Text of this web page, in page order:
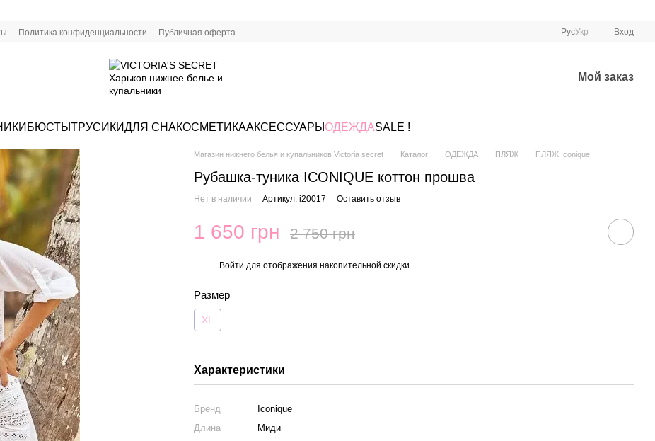
Политика конфиденциальности Публичная оферта РусУкр Вход
Мой заказ
БЮСТЫ ТРУСИКИДЛЯ СНАКОСМЕТИКААКСЕССУАРЫ ОДЕЖДАSALE !
Магазин нижнего белья и купальников Victoria secret Каталог ОДЕЖДА ПЛЯЖ ПЛЯЖ Iconique
Рубашка-туника ICONIQUE коттон прошва
Нет в наличии Артикул: i20017 Оставить отзыв
1 650 грн 2 750 грн
Войти для отображения накопительной скидки
Размер
XL
Характеристики
Бренд
Iconique
Длина
Миди